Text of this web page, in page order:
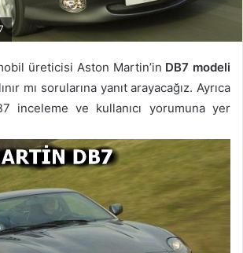
üreticisi Aston Martin’in DB7 modeli
mı sorularına yanıt arayacağız. Ayrıca
inceleme ve kullanıcı yorumuna yer